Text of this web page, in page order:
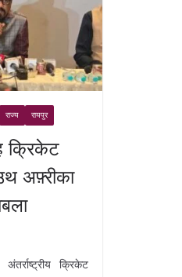
राज्य रायपुर
क्रिकेट
अफ़्रीका
क्रिकेट